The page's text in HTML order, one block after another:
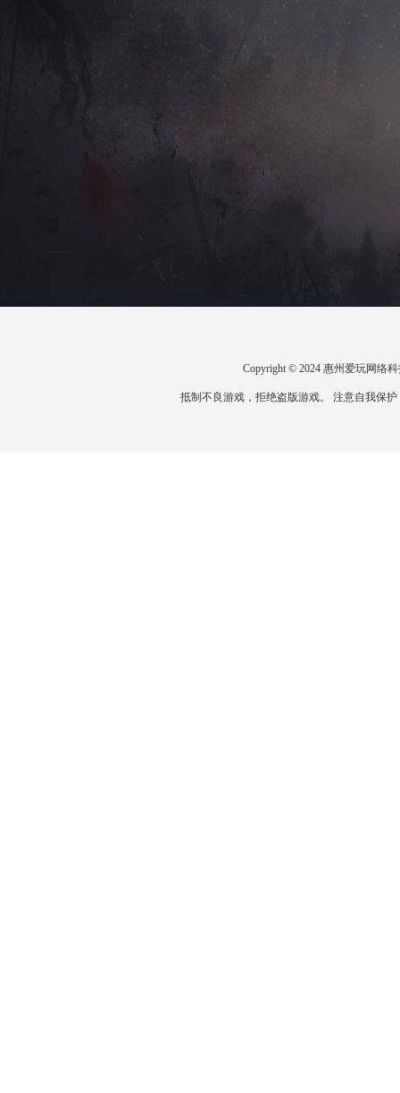
Copyright © 2024 惠州爱玩网络
抵制不良游戏，拒绝盗版游戏。 注意自我保